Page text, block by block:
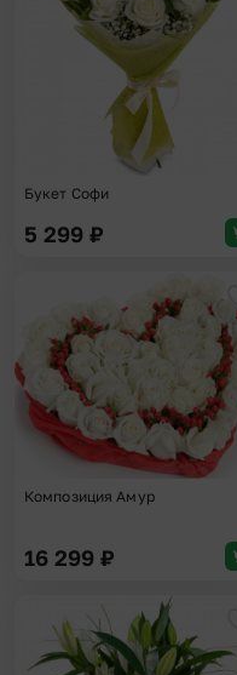
Букет Софи
5 299 ₽
Композиция Амур
16 299 ₽